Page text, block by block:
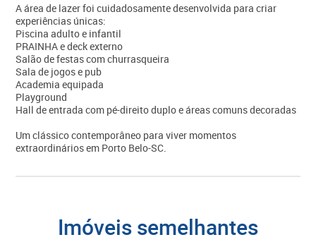
A área de lazer foi cuidadosamente desenvolvida para criar
experiências únicas:
Piscina adulto e infantil
PRAINHA e deck externo
Salão de festas com churrasqueira
Sala de jogos e pub
Academia equipada
Playground
Hall de entrada com pé-direito duplo e áreas comuns decoradas
Um clássico contemporâneo para viver momentos
extraordinários em Porto Belo-SC.
imóveis semelhantes